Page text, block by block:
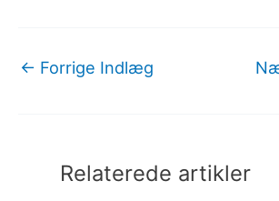
← Forrige Indlæg
Relaterede artikler